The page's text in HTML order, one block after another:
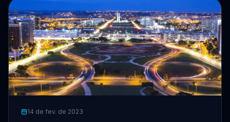
14 de fev. de 2023